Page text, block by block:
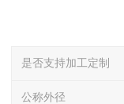
是否支持加工定制
公称外径